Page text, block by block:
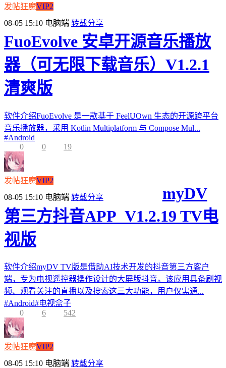
发帖狂魔VIP2
08-05 15:10 电脑端 转载分享
FuoEvolve 安卓开源音乐播放
器（可无限下载音乐）V1.2.1
清爽版
软件介绍FuoEvolve 是一款基于 FeelUOwn 生态的开源跨平台
音乐播放器，采用 Kotlin Multiplatform 与 Compose Mul...
#Android
0
0 19
发帖狂魔VIP2
08-05 15:10 电脑端 转载分享
myDV
第三方抖音APP_V1.2.19 TV电
视版
软件介绍myDV TV版是借助AI技术开发的抖音第三方客户
端，专为电视遥控器操作设计的大屏版抖音。该应用具备刷视
频、观看关注的直播以及搜索这三大功能，用户仅需通...
#Android#电视盒子
0
6 542
发帖狂魔VIP2
08-05 15:10 电脑端 转载分享